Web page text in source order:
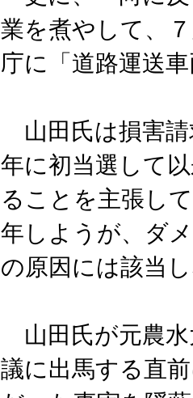
業を煮やして、
庁に「道路運送
山田氏は損害請
年に初当選して
ることを主張し
年しようが、ダ
の原因には該当
山田氏が元農水
議に出馬する直